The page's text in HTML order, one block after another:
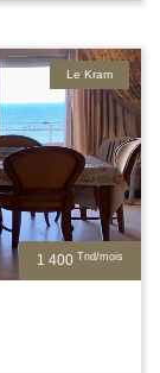
1 400 Tnd/mois
Le Kram